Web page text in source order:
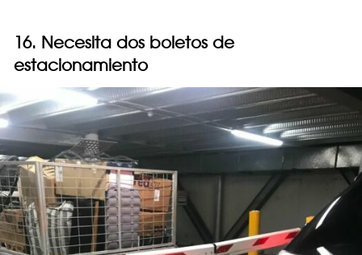
16. Necesita dos boletos de
estacionamiento